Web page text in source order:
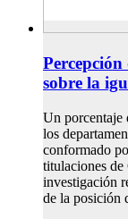
sobre la
Un porcentaje
los
conformado
titulaciones de
investigación
de la posición